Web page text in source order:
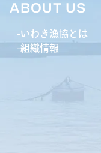
ABOUT US
いわき漁協とは
組織情報